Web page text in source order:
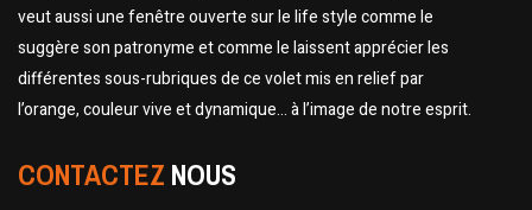
veut aussi une fenêtre ouverte sur le life style comme le
suggère son patronyme et comme le laissent apprécier les
différentes sous-rubriques de ce volet mis en relief par
l’orange, couleur vive et dynamique… à l’image de notre esprit.
CONTACTEZ NOUS